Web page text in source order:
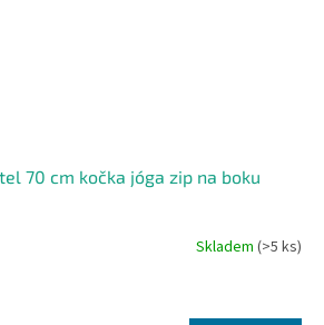
70 cm kočka jóga zip na boku
Skladem (>5 ks)